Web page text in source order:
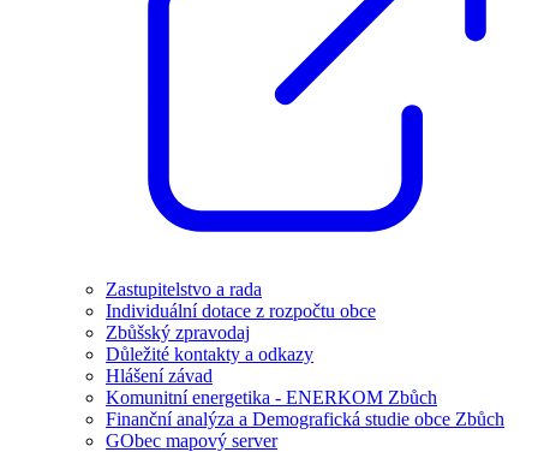
Zastupitelstvo a rada
Individuální dotace z rozpočtu obce
Zbůšský zpravodaj
Důležité kontakty a odkazy
Hlášení závad
Komunitní energetika - ENERKOM Zbůch
Finanční analýza a Demografická studie obce Zbůch
GObec mapový server